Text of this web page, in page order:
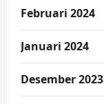
Februari 2024
Januari 2024
Desember 2023